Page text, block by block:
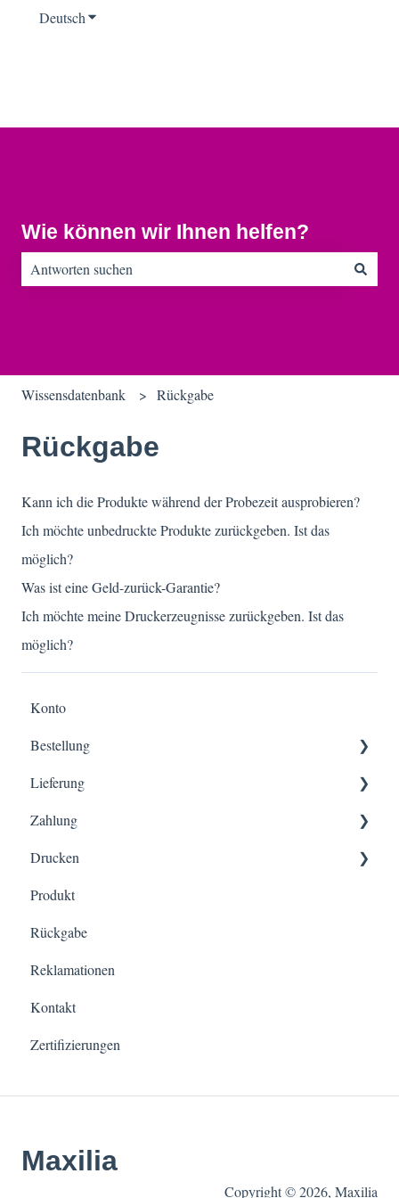
DeutschUntermenü für Übersetzungen anzeigen
Wie können wir Ihnen helfen?
Wissensdatenbank Rückgabe
Rückgabe
Kann ich die Produkte während der Probezeit ausprobieren?
Ich möchte unbedruckte Produkte zurückgeben. Ist das
möglich?
Was ist eine Geld-zurück-Garantie?
Ich möchte meine Druckerzeugnisse zurückgeben. Ist das
möglich?
Konto
Bestellung
Mengen
Preise
Anpassungen
Sonstiges
Lieferung
Status
Senden
Erhalten
Sonstiges
Anpassungen
Zahlung
Allgemein
Zahlung mit Billie
Drucken
Terminologie
Druckvorschau
Sonstiges
Produkt
Rückgabe
Reklamationen
Kontakt
Zertifizierungen
Maxilia
Copyright © 2026, Maxilia